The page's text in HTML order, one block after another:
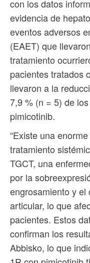
con los datos
evidencia de
eventos adversos
(EAET) que
tratamiento
pacientes tratados
llevaron a la
7,9 % (n = 5) de
pimicotinib.
“Existe una
tratamiento
TGCT, una
por la
engrosamiento y el
articular, lo que
pacientes. Estos
confirman los
Abbisko, lo que